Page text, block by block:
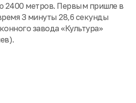
2400 метров. Первым пришле в
З минуты 28,6 секунды
завода «Культура»